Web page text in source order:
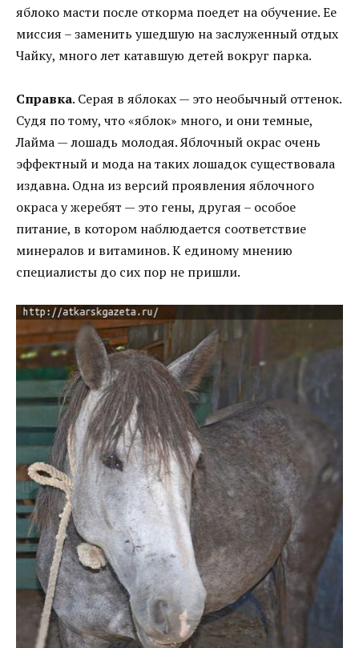
яблоко масти после откорма поедет на обучение. Ее
миссия – заменить ушедшую на заслуженный отдых
Чайку, много лет катавшую детей вокруг парка.
Справка. Серая в яблоках — это необычный оттенок.
Судя по тому, что «яблок» много, и они темные,
Лайма — лошадь молодая. Яблочный окрас очень
эффектный и мода на таких лошадок существовала
издавна. Одна из версий проявления яблочного
окраса у жеребят — это гены, другая – особое
питание, в котором наблюдается соответствие
минералов и витаминов. К единому мнению
специалисты до сих пор не пришли.